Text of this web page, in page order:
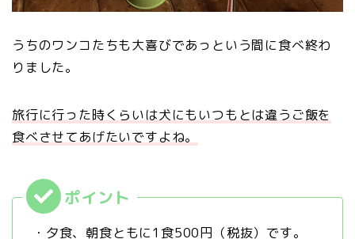
うちのワンコたちも大喜びであっという間に食べ終わ
りました。
旅行に行った時くらいは犬にもいつもとは違うご飯を
食べさせてあげたいですよね。
・夕食、朝食ともに1食500円（税抜）です。